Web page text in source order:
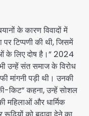
के कारण विवादों में
टिप्पणी की थी, जिसमें
के लिए दोष है।” 2024
उन्हें संत समाज के विरोध
मांगनी पड़ी थी। उनकी
किट” कहना, उन्हें सोशल
महिलाओं और धार्मिक